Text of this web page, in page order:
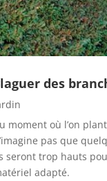
des
moment où l’on
pas que
seront trop hauts
adapté.